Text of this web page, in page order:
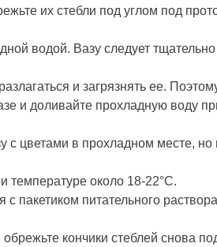
их стебли под углом под
водой. Вазу следует
и загрязнять ее.
и доливайте прохладную воду
с цветами в прохладном месте,
температуре около 18-22°C.
пакетиком питательного
кончики стеблей снова